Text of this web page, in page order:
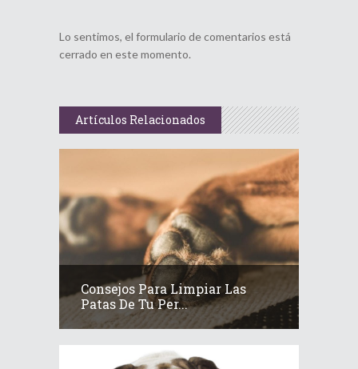
Lo sentimos, el formulario de comentarios está
cerrado en este momento.
Artículos Relacionados
Consejos Para Limpiar Las
Patas De Tu Per...